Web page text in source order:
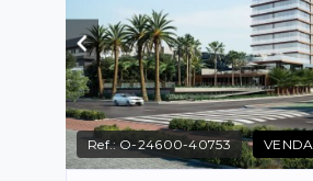
Ref.:O-24600-40753 VENDA